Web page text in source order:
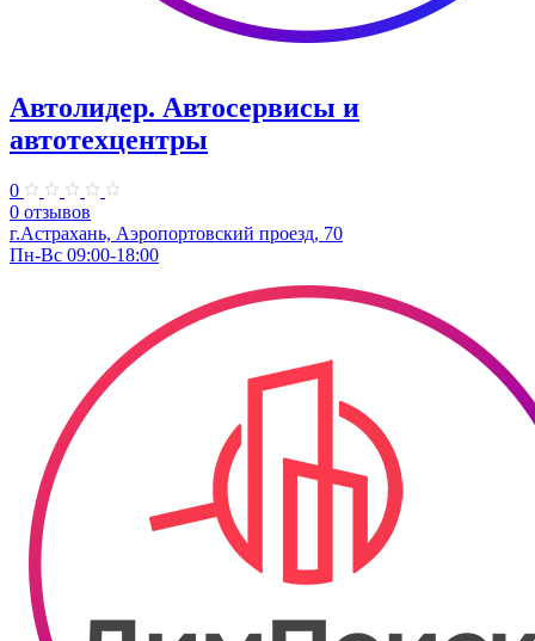
Автолидер. Автосервисы и
автотехцентры
0
0 отзывов
г.Астрахань, Аэропортовский проезд, 70
Пн-Вс 09:00-18:00